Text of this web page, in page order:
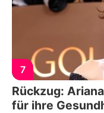
7
Rückzug:
für ihre